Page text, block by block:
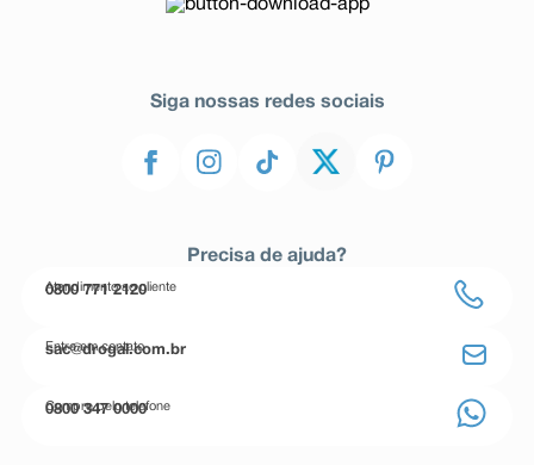
Siga nossas redes sociais
Precisa de ajuda?
Atendimento ao cliente
0800 771 2120
Entre em contato
sac@drogal.com.br
Compre pelo telefone
0800 347 0000